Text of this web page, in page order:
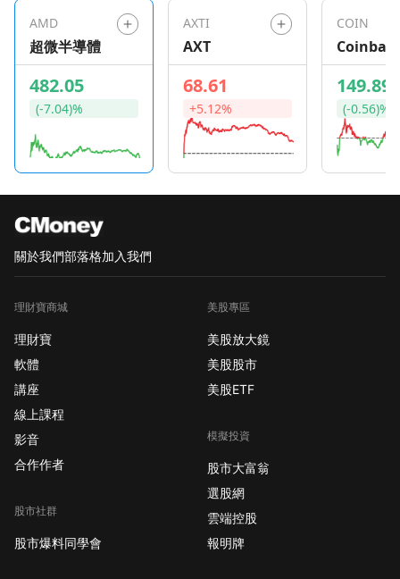
準會FOMC兩天會議今
日（7月28日）正式展
開，雖然市場主流預期
本次將按兵不動，但油
價重挫逾7%、中東戰
局持續，通膨路徑再度
充滿不確定性，秋季升
息預期悄悄升溫。盤前
2000反而走強，市場出
現明顯輪動訊號；今日
另有消費者信心指數與
出爐，是科技股估值能
否守穩的關鍵觀察點。
【01. FOMC會議今日
登場，秋季升息風險重
新被定價】 聯準會
FOMC為期兩天的會議
於7月28至29日展開，
本次決策將於29日公
利率在現行水準不變。
治局勢持續升溫、原油
AMD
超微半導體
482.05
(-7.04)%
AXTI
AXT
68.61
+5.12%
COIN
Global
149.89
(-0.56)%
關於我們部落格加入我們
理財寶商城
理財寶
軟體
講座
線上課程
影音
合作作者
股市社群
股市爆料同學會
美股專區
美股放大鏡
美股股市
美股ETF
模擬投資
股市大富翁
選股網
雲端控股
報明牌